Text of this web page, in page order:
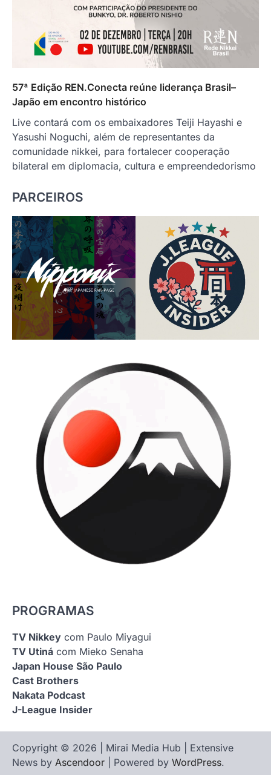
57ª Edição REN.Conecta reúne liderança Brasil–
Japão em encontro histórico
Live contará com os embaixadores Teiji Hayashi e
Yasushi Noguchi, além de representantes da
comunidade nikkei, para fortalecer cooperação
bilateral em diplomacia, cultura e empreendedorismo
PARCEIROS
PROGRAMAS
TV Nikkey com Paulo Miyagui
TV Utiná com Mieko Senaha
Japan House São Paulo
Cast Brothers
Nakata Podcast
J-League Insider
Copyright © 2026 | Mirai Media Hub | Extensive
News by Ascendoor | Powered by WordPress.